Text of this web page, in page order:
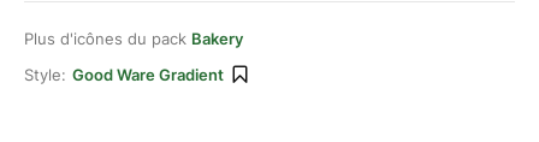
Plus d'icônes du pack Bakery
Style: Good Ware Gradient